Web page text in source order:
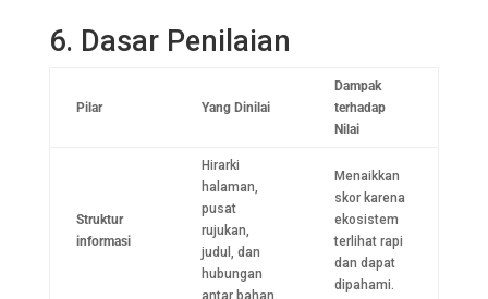
6. Dasar Penilaian
Pilar Yang Dinilai
Dampak
terhadap
Nilai
Struktur
informasi
Hirarki
halaman,
pusat
rujukan,
judul, dan
hubungan
antar bahan.
Menaikkan
skor karena
ekosistem
terlihat rapi
dan dapat
dipahami.